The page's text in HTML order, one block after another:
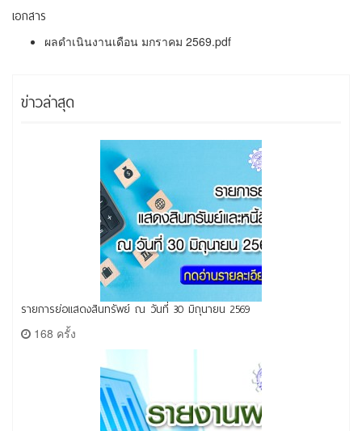
เอกสาร
ผลดำเนินงานเดือน มกราคม 2569.pdf
ข่าวล่าสุด
รายการย่อแสดงสินทรัพย์ ณ วันที่ 30 มิถุนายน 2569
168 ครั้ง